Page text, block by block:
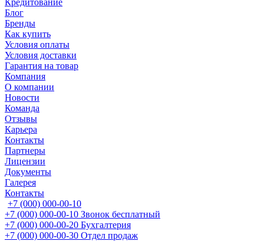
Кредитование
Блог
Бренды
Как купить
Условия оплаты
Условия доставки
Гарантия на товар
Компания
О компании
Новости
Команда
Отзывы
Карьера
Контакты
Партнеры
Лицензии
Документы
Галерея
Контакты
+7 (000) 000-00-10
+7 (000) 000-00-10 Звонок бесплатный
+7 (000) 000-00-20 Бухгалтерия
+7 (000) 000-00-30 Отдел продаж